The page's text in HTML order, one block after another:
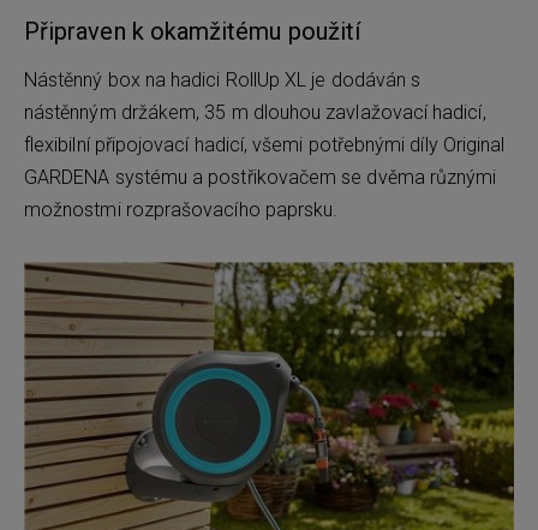
Připraven k okamžitému použití
Nástěnný box na hadici RollUp XL je dodáván s
nástěnným držákem, 35 m dlouhou zavlažovací hadicí,
flexibilní připojovací hadicí, všemi potřebnými díly Original
GARDENA systému a postřikovačem se dvěma různými
možnostmi rozprašovacího paprsku.